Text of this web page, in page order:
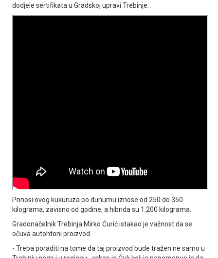
dodjele sertifikata u Gradskoj upravi Trebinje.
Prinosi ovog kukuruza po dunumu iznose od 250 do 350
kilograma, zavisno od godine, a hibrida su 1.200 kilograma.
Gradonačelnik Trebinja Mirko Ćurić istakao je važnost da se
očuva autohtoni proizvod.
- Treba poraditi na tome da taj proizvod bude tražen ne samo u